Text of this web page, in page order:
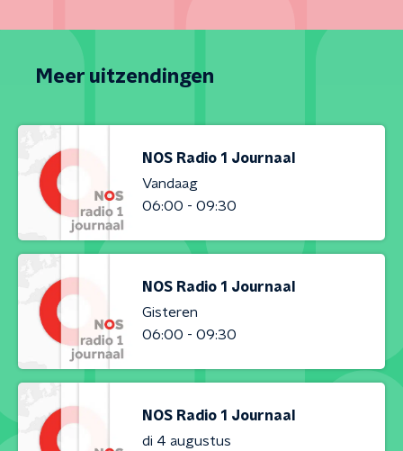
Meer uitzendingen
NOS Radio 1 Journaal
Vandaag
06:00 - 09:30
NOS Radio 1 Journaal
Gisteren
06:00 - 09:30
NOS Radio 1 Journaal
di 4 augustus